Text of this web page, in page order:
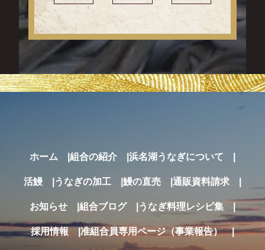
ホーム 組合の紹介 浜名湖うなぎについて
活鰻 うなぎの加工 鰻の直売 通販資料請求
お知らせ 組合ブログ うなぎ料理レシピ集
採用情報 准組合員専用ページ（事業報告）